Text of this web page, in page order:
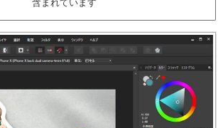
含まれています